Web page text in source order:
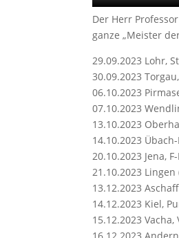
Der Herr
ganze „Meister
29.09.2023 Lohr,
30.09.2023
06.10.2023
07.10.2023
13.10.2023
14.10.2023
20.10.2023 Jena,
21.10.2023
13.12.2023
14.12.2023 Kiel,
15.12.2023 Vacha,